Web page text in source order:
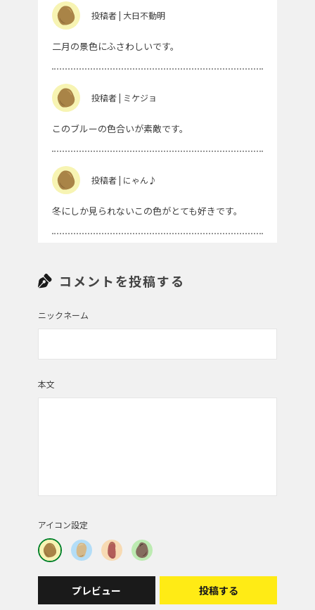
投稿者 | 大日不動明
二月の景色にふさわしいです。
投稿者 | ミケジョ
このブルーの色合いが素敵です。
投稿者 | にゃん♪
冬にしか見られないこの色がとても好きです。
帯広の雪景色～
銀世界と青空
コメントを投稿する
ニックネーム
本文
アイコン設定
プレビュー 投稿する